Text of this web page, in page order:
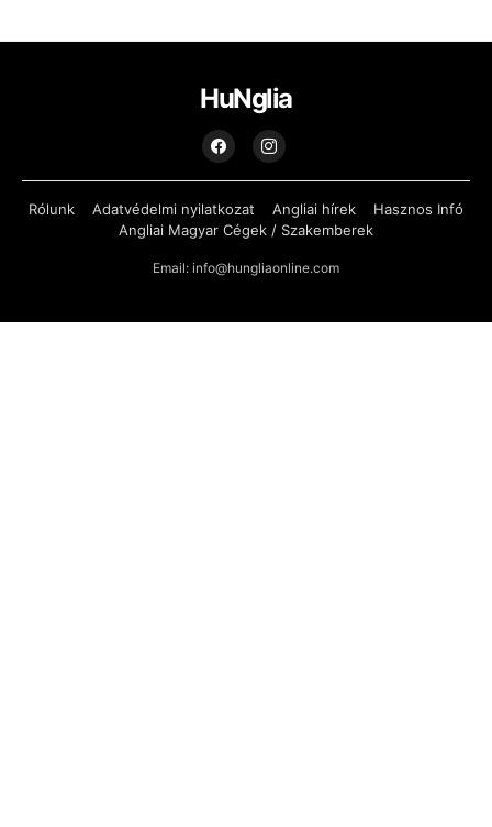
HuNglia
Rólunk Adatvédelmi nyilatkozat Angliai hírek
Hasznos Infó
Angliai Magyar Cégek / Szakemberek
Email: info@hungliaonline.com